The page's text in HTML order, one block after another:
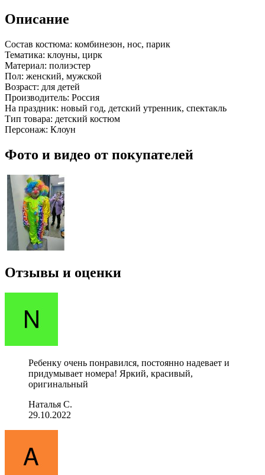
Описание
Состав костюма: комбинезон, нос, парик
Тематика: клоуны, цирк
Материал: полиэстер
Пол: женский, мужской
Возраст: для детей
Производитель: Россия
На праздник: новый год, детский утренник, спектакль
Тип товара: детский костюм
Персонаж: Клоун
Фото и видео от покупателей
Отзывы и оценки
Ребенку очень понравился, постоянно надевает и
придумывает номера! Яркий, красивый,
оригинальный
Наталья С.
29.10.2022